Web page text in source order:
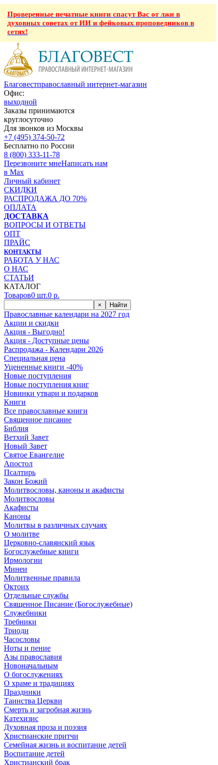
Проверенные печатные книги спасут Вас от лжи в
духовных советах от ИИ и фейковых проповедников в
сетях!
Благовестправославный интернет-магазин
Офис:
выходной
Заказы принимаются
круглосуточно
Для звонков из Москвы
+7 (495) 374-50-72
Бесплатно по России
8 (800) 333-11-78
Перезвоните мнеНаписать нам
в Max
Личный кабинет
СКИДКИ
РАСПРОДАЖА ДО 70%
ОПЛАТА
ДОСТАВКА
ВОПРОСЫ И ОТВЕТЫ
ОПТ
ПРАЙС
КОНТАКТЫ
РАБОТА У НАС
О НАС
СТАТЬИ
КАТАЛОГ
Товаров0 шт.0 р.
× Найти
Православные календари на 2027 год
Акции и скидки
Акция - Выгодно!
Акция - Доступные цены
Распродажа - Календари 2026
Специальная цена
Уцененные книги -40%
Новые поступления
Новые поступления книг
Новинки утвари и подарков
Книги
Все православные книги
Священное писание
Библия
Ветхий Завет
Новый Завет
Святое Евангелие
Апостол
Псалтирь
Закон Божий
Молитвословы, каноны и акафисты
Молитвословы
Акафисты
Каноны
Молитвы в различных случаях
О молитве
Церковно-славянский язык
Богослужебные книги
Ирмологии
Минеи
Молитвенные правила
Октоих
Отдельные службы
Священное Писание (Богослужебные)
Служебники
Требники
Триоди
Часословы
Ноты и пение
Азы православия
Новоначальным
О богослужениях
О храме и традициях
Праздники
Таинства Церкви
Смерть и загробная жизнь
Катехизис
Духовная проза и поэзия
Христианские притчи
Семейная жизнь и воспитание детей
Воспитание детей
Христианский брак